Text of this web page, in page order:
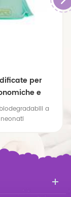
per
e
biodegradabili a